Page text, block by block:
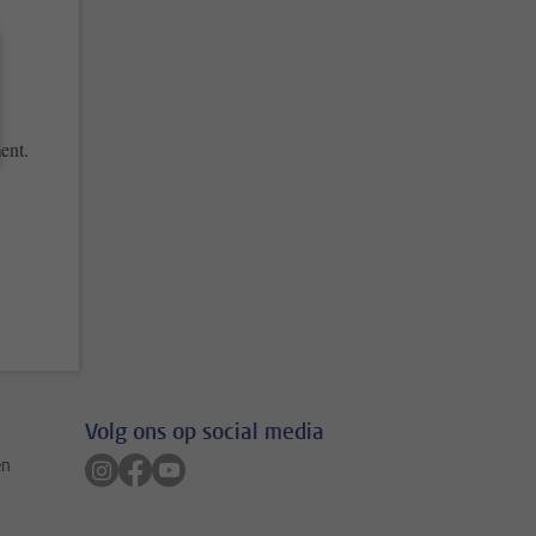
Volg ons op social media
Volg ons op instagram
Volg ons op facebook
Volg ons op youtube